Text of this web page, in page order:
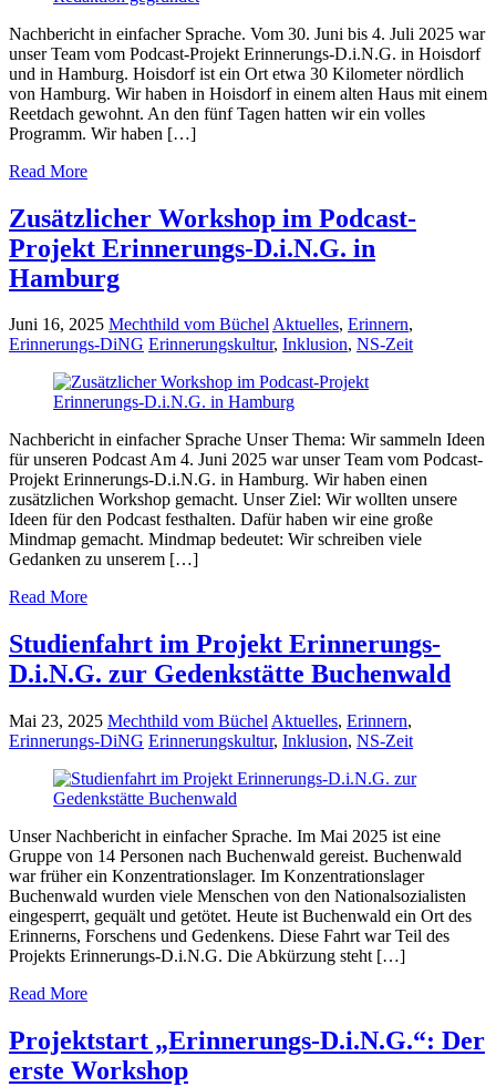
Nachbericht in einfacher Sprache. Vom 30. Juni bis 4. Juli 2025 war
unser Team vom Podcast-Projekt Erinnerungs-D.i.N.G. in Hoisdorf
und in Hamburg. Hoisdorf ist ein Ort etwa 30 Kilometer nördlich
von Hamburg. Wir haben in Hoisdorf in einem alten Haus mit einem
Reetdach gewohnt. An den fünf Tagen hatten wir ein volles
Programm. Wir haben […]
Read More
Zusätzlicher Workshop im Podcast-
Projekt Erinnerungs-D.i.N.G. in
Hamburg
Juni 16, 2025 Mechthild vom BüchelAktuelles, Erinnern,
Erinnerungs-DiNG Erinnerungskultur, Inklusion, NS-Zeit
Nachbericht in einfacher Sprache Unser Thema: Wir sammeln Ideen
für unseren Podcast Am 4. Juni 2025 war unser Team vom Podcast-
Projekt Erinnerungs-D.i.N.G. in Hamburg. Wir haben einen
zusätzlichen Workshop gemacht. Unser Ziel: Wir wollten unsere
Ideen für den Podcast festhalten. Dafür haben wir eine große
Mindmap gemacht. Mindmap bedeutet: Wir schreiben viele
Gedanken zu unserem […]
Read More
Studienfahrt im Projekt Erinnerungs-
D.i.N.G. zur Gedenkstätte Buchenwald
Mai 23, 2025 Mechthild vom Büchel Aktuelles, Erinnern,
Erinnerungs-DiNG Erinnerungskultur, Inklusion, NS-Zeit
Unser Nachbericht in einfacher Sprache. Im Mai 2025 ist eine
Gruppe von 14 Personen nach Buchenwald gereist. Buchenwald
war früher ein Konzentrationslager. Im Konzentrationslager
Buchenwald wurden viele Menschen von den Nationalsozialisten
eingesperrt, gequält und getötet. Heute ist Buchenwald ein Ort des
Erinnerns, Forschens und Gedenkens. Diese Fahrt war Teil des
Projekts Erinnerungs-D.i.N.G. Die Abkürzung steht […]
Read More
Projektstart „Erinnerungs-D.i.N.G.“: Der
erste Workshop